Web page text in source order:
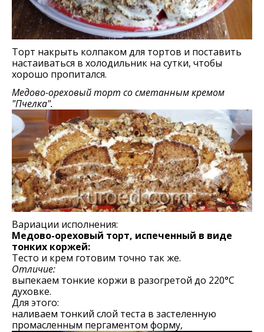
Торт накрыть колпаком для тортов и поставить
настаиваться в холодильник на сутки, чтобы
хорошо пропитался.
Медово-ореховый торт со сметанным кремом
"Пчелка".
Вариации исполнения:
Медово-ореховый торт, испеченный в виде
тонких коржей:
Тесто и крем готовим точно так же.
Отличие:
выпекаем тонкие коржи в разогретой до 220°С
духовке.
Для этого:
наливаем тонкий слой теста в застеленную
промасленным пергаментом форму,